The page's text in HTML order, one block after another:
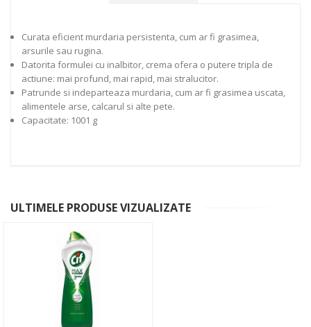
Curata eficient murdaria persistenta, cum ar fi grasimea,
arsurile sau rugina.
Datorita formulei cu inalbitor, crema ofera o putere tripla de
actiune: mai profund, mai rapid, mai stralucitor.
Patrunde si indeparteaza murdaria, cum ar fi grasimea uscata,
alimentele arse, calcarul si alte pete.
Capacitate: 1001 g
ULTIMELE PRODUSE VIZUALIZATE